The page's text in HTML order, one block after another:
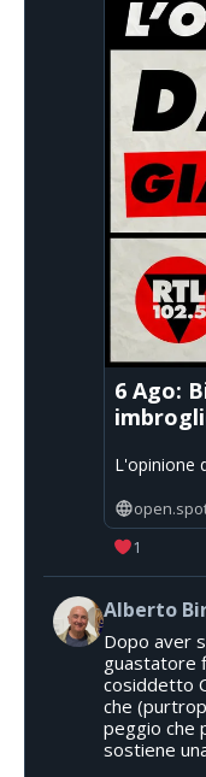
6 Ago:
L'opinione
1
Alberto
Dopo aver
guastatore
cosiddetto
che
peggio che
sostiene